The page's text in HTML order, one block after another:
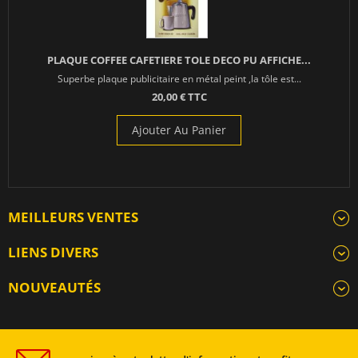
PLAQUE COFFEE CAFETIERE TOLE DECO PU AFFICHE...
Superbe plaque publicitaire en métal peint ,la tôle est...
20,00 € TTC
Ajouter Au Panier
MEILLEURS VENTES
LIENS DIVERS
NOUVEAUTÉS